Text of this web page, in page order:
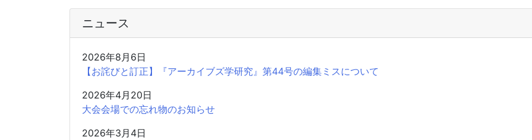
ニュース
2026年8月6日
【お詫びと訂正】『アーカイブズ学研究』第44号の編集ミスについて
2026年4月20日
大会会場での忘れ物のお知らせ
2026年3月4日